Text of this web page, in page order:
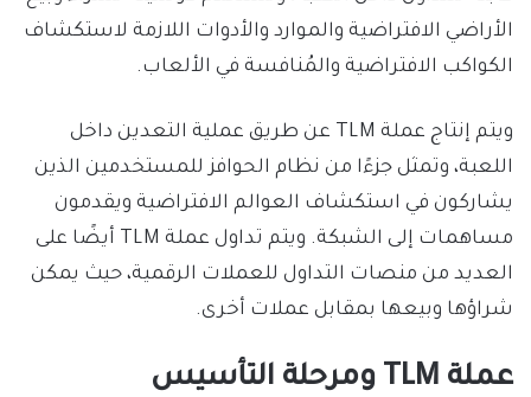
الأراضي الافتراضية والموارد والأدوات اللازمة لاستكشاف
الكواكب الافتراضية والمُنافسة في الألعاب.
ويتم إنتاج عملة TLM عن طريق عملية التعدين داخل
اللعبة، وتمثل جزءًا من نظام الحوافز للمستخدمين الذين
يشاركون في استكشاف العوالم الافتراضية ويقدمون
مساهمات إلى الشبكة. ويتم تداول عملة TLM أيضًا على
العديد من منصات التداول للعملات الرقمية، حيث يمكن
شراؤها وبيعها بمقابل عملات أخرى.
عملة TLM ومرحلة التأسيس